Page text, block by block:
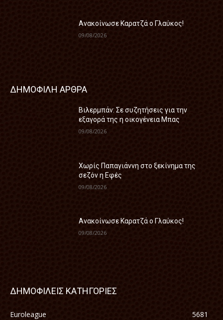
Ανακοίνωσε Καρατζά ο Γλαύκος!
09/08/2026
ΔΗΜΟΦΙΛΗ ΑΡΘΡΑ
Βιλερμπάν: Σε συζητήσεις για την
εξαγορά της η οικογένεια Μπας
09/08/2026
Χωρίς Παπαγιάννη στο ξεκίνημα της
σεζόν η Εφές
09/08/2026
Ανακοίνωσε Καρατζά ο Γλαύκος!
09/08/2026
ΔΗΜΟΦΙΛΕΙΣ ΚΑΤΗΓΟΡΙΕΣ
Euroleague
5681